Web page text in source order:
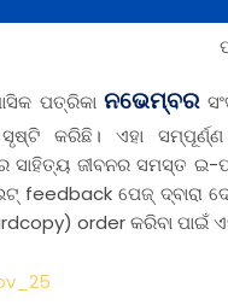
ପତ୍ରିକାନଭେମ୍ବର
କରିଛି। ଏହା
ସାହିତ୍ୟ ଜୀବନର ସମସ୍ତ
feedback ପେଜ୍ ଦ୍ବାରା
order କରିବା ପାଇଁ